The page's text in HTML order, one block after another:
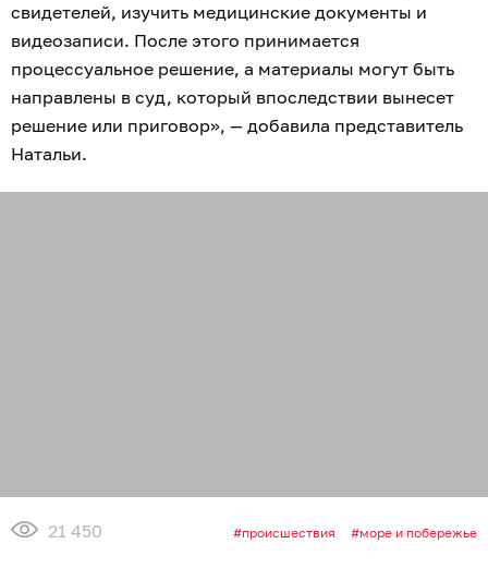
свидетелей, изучить медицинские документы и
видеозаписи. После этого принимается
процессуальное решение, а материалы могут быть
направлены в суд, который впоследствии вынесет
решение или приговор», — добавила представитель
Натальи.
21 450 происшествия море и побережье